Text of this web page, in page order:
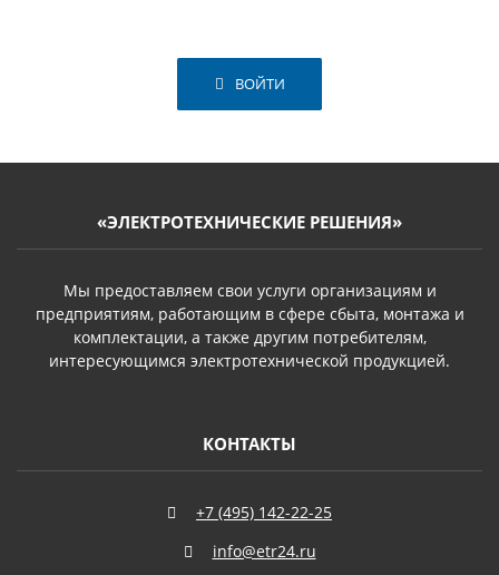
ВОЙТИ
«ЭЛЕКТРОТЕХНИЧЕСКИЕ РЕШЕНИЯ»
Мы предоставляем свои услуги организациям и
предприятиям, работающим в сфере сбыта, монтажа и
комплектации, а также другим потребителям,
интересующимся электротехнической продукцией.
КОНТАКТЫ
+7 (495) 142-22-25
info@etr24.ru